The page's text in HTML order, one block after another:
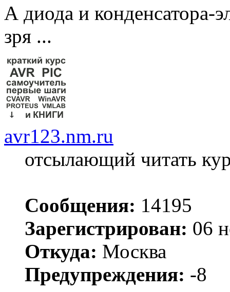
А диода и конденсатора-
зря ...
avr123.nm.ru
отсылающий читать
Сообщения: 14195
Зарегистрирован: 06
Откуда: Москва
Предупреждения: -8